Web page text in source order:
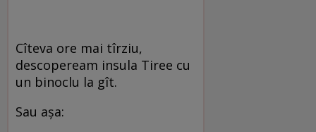
Cîteva ore mai tîrziu,
descopeream insula Tiree cu
un binoclu la gît.
Sau așa: